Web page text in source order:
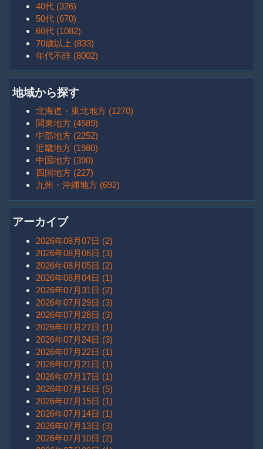
40代 (326)
50代 (670)
60代 (1082)
70歳以上 (833)
年代不詳 (8002)
地域から探す
北海道・東北地方 (1270)
関東地方 (4589)
中部地方 (2252)
近畿地方 (1980)
中国地方 (390)
四国地方 (227)
九州・沖縄地方 (692)
アーカイブ
2026年08月07日 (2)
2026年08月06日 (3)
2026年08月05日 (2)
2026年08月04日 (1)
2026年07月31日 (2)
2026年07月29日 (3)
2026年07月28日 (3)
2026年07月27日 (1)
2026年07月24日 (3)
2026年07月22日 (1)
2026年07月21日 (1)
2026年07月17日 (1)
2026年07月16日 (5)
2026年07月15日 (1)
2026年07月14日 (1)
2026年07月13日 (3)
2026年07月10日 (2)